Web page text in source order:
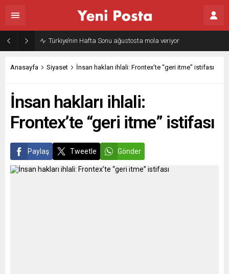
Türkiye’nin Hafta Sonu ağustosta mola veriyor
Anasayfa Siyaset İnsan hakları ihlali: Frontex’te “geri itme” istifası
İnsan hakları ihlali:
Frontex’te “geri itme” istifası
Paylaş Tweetle Gönder